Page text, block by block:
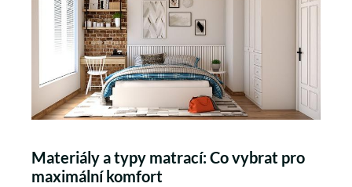
Materiály a typy matrací: Co vybrat pro
maximální komfort